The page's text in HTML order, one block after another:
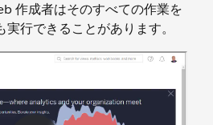
作成者はそのすべての作業を
行できることがあります。